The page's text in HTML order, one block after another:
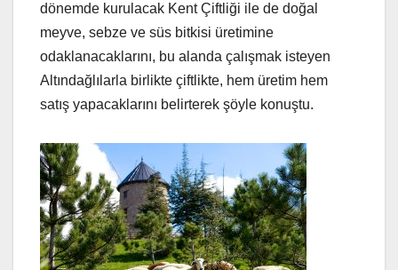
dönemde kurulacak Kent Çiftliği ile de doğal
meyve, sebze ve süs bitkisi üretimine
odaklanacaklarını, bu alanda çalışmak isteyen
Altındağlılarla birlikte çiftlikte, hem üretim hem
satış yapacaklarını belirterek şöyle konuştu.